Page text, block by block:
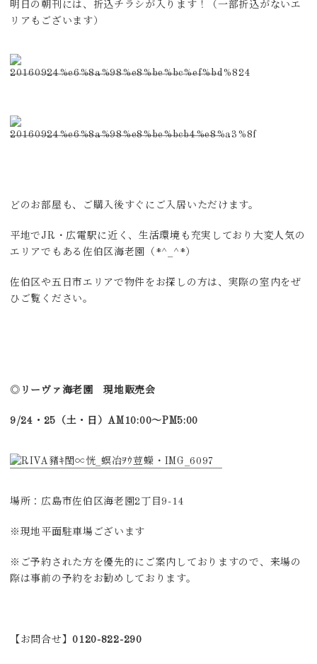
明日の朝刊には、折込チラシが入ります！（一部折込がないエ
リアもございます）
どのお部屋も、ご購入後すぐにご入居いただけます。
平地でJR・広電駅に近く、生活環境も充実しており大変人気の
エリアでもある佐伯区海老園（*^_^*）
佐伯区や五日市エリアで物件をお探しの方は、実際の室内をぜ
ひご覧ください。
◎ リーヴァ海老園 現地販売会
9/24・25（土・日）AM10:00～PM5:00
場所：広島市佐伯区海老園2丁目9-14
※現地平面駐車場ございます
※ご予約された方を優先的にご案内しておりますので、来場の
際は事前の予約をお勧めしております。
【お問合せ】0120-822-290